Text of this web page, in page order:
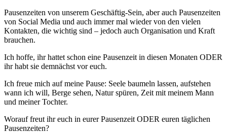
Pausenzeiten von unserem Geschäftig-Sein, aber auch Pausenzeiten
von Social Media und auch immer mal wieder von den vielen
Kontakten, die wichtig sind – jedoch auch Organisation und Kraft
brauchen.
Ich hoffe, ihr hattet schon eine Pausenzeit in diesen Monaten ODER
ihr habt sie demnächst vor euch.
Ich freue mich auf meine Pause: Seele baumeln lassen, aufstehen
wann ich will, Berge sehen, Natur spüren, Zeit mit meinem Mann
und meiner Tochter.
Worauf freut ihr euch in eurer Pausenzeit ODER euren täglichen
Pausenzeiten?